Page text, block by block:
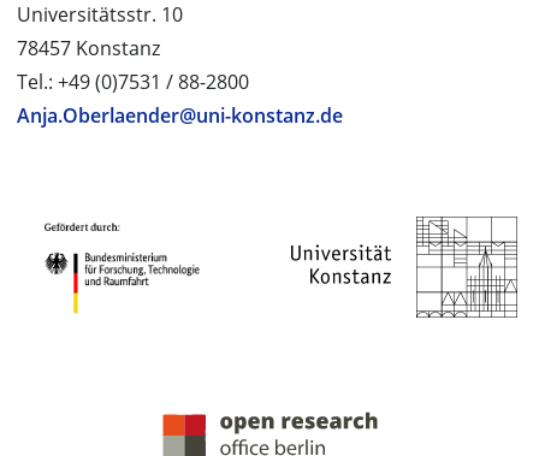
Universitätsstr. 10
78457 Konstanz
Tel.: +49 (0)7531 / 88-2800
Anja.Oberlaender@uni-konstanz.de